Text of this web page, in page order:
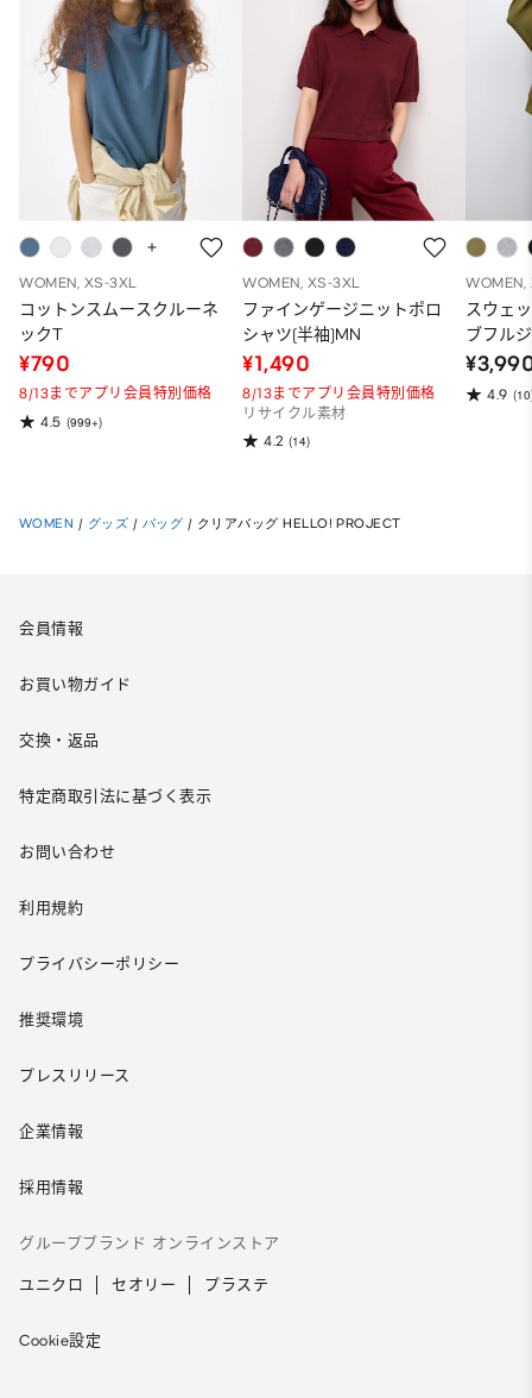
WOMEN, XS-3XL
コットンスムースクルーネ
ックT
¥790
8/13までアプリ会員特別価格
4.5 (999+)
WOMEN, XS-3XL
ファインゲージニットポロ
シャツ(半袖)MN
¥1,490
8/13までアプリ会員特別価格
リサイクル素材
4.2 (14)
WOMEN,
スウェ
ブフル
ーパー
ット）
4.9
WOMEN / グッズ / バッグ / クリアバッグ HELLO! PROJECT
会員情報
お買い物ガイド
交換・返品
特定商取引法に基づく表示
お問い合わせ
利用規約
プライバシーポリシー
推奨環境
プレスリリース
企業情報
採用情報
グループブランド オンラインストア
ユニクロ セオリー プラステ
Cookie設定